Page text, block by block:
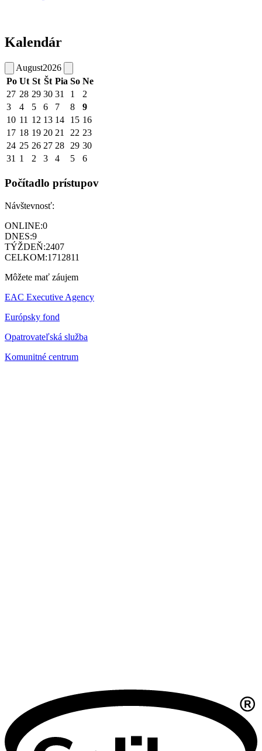
Kalendár
August2026
Po Ut St Št Pia So Ne
27 28 29 30 31 1
2
3
4 5 6 7 8
9
10 11 12 13 14 15 16
17 18 19 20 21 22 23
24 25 26 27 28 29 30
31 1 2 3 4 5 6
Počítadlo prístupov
Návštevnosť:
ONLINE:0
DNES:9
TÝŽDEŇ:2407
CELKOM:1712811
Môžete mať záujem
EAC Executive Agency
Európsky fond
Opatrovateľská služba
Komunitné centrum